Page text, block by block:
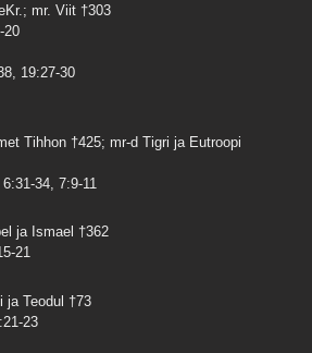
mr. Viit †303
20
19:27-30
Tihhon †425; mr-d Tigri ja Eutroopi
34, 7:9-11
ja Ismael †362
21
ja Teodul †73
23